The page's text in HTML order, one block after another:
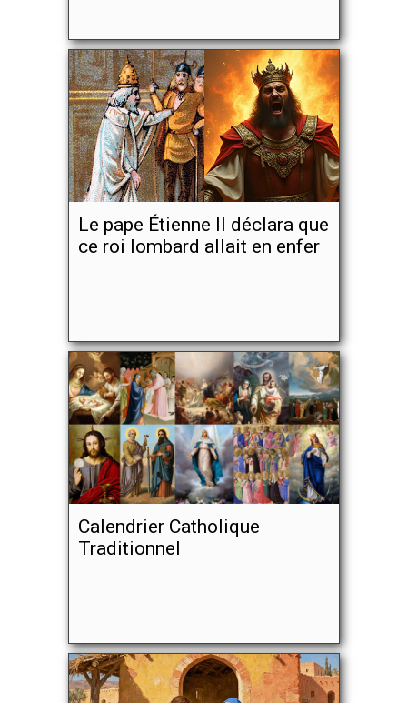
Le pape Étienne II déclara que
ce roi lombard allait en enfer
Calendrier Catholique
Traditionnel